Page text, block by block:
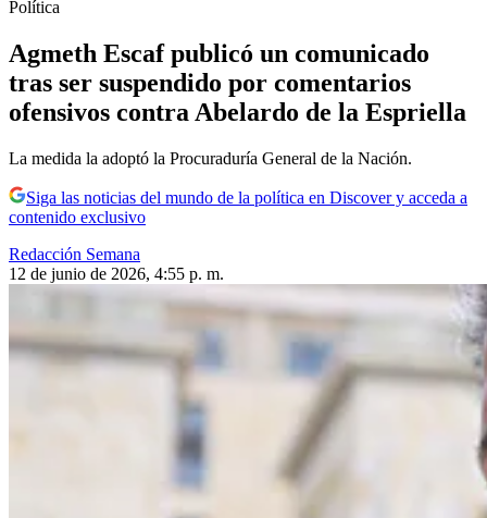
Política
Agmeth Escaf publicó un comunicado
tras ser suspendido por comentarios
ofensivos contra Abelardo de la Espriella
La medida la adoptó la Procuraduría General de la Nación.
Siga las noticias del mundo de la política en Discover y acceda a
contenido exclusivo
Redacción Semana
12 de junio de 2026, 4:55 p. m.